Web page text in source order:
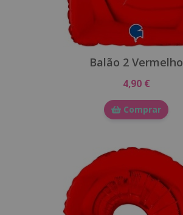
Balão 2 Vermelho
4,90 €
Comprar